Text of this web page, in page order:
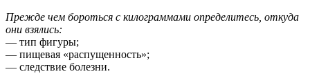
Прежде чем бороться с килограммами определитесь, откуда
они взялись:
— тип фигуры;
— пищевая «распущенность»;
— следствие болезни.